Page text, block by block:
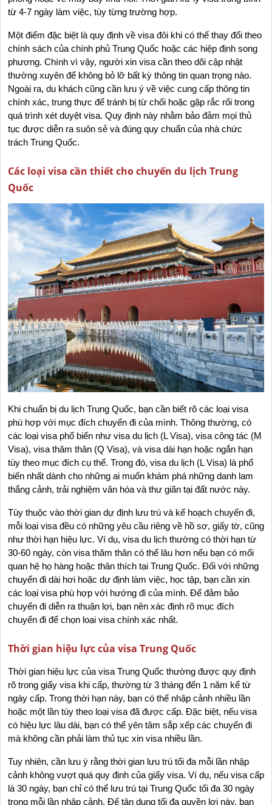
từ 4-7 ngày làm việc, tùy từng trường hợp.
Một điểm đặc biệt là quy định về visa đôi khi có thể thay đổi theo
chính sách của chính phủ Trung Quốc hoặc các hiệp định song
phương. Chính vì vậy, người xin visa cần theo dõi cập nhật
thường xuyên để không bỏ lỡ bất kỳ thông tin quan trọng nào.
Ngoài ra, du khách cũng cần lưu ý về việc cung cấp thông tin
chính xác, trung thực để tránh bị từ chối hoặc gặp rắc rối trong
quá trình xét duyệt visa. Quy định này nhằm bảo đảm mọi thủ
tục được diễn ra suôn sẻ và đúng quy chuẩn của nhà chức
trách Trung Quốc.
Các loại visa cần thiết cho chuyến du lịch Trung
Quốc
Khi chuẩn bị du lịch Trung Quốc, bạn cần biết rõ các loại visa
phù hợp với mục đích chuyến đi của mình. Thông thường, có
các loại visa phổ biến như visa du lịch (L Visa), visa công tác (M
Visa), visa thăm thân (Q Visa), và visa dài hạn hoặc ngắn hạn
tùy theo mục đích cụ thể. Trong đó, visa du lịch (L Visa) là phổ
biến nhất dành cho những ai muốn khám phá những danh lam
thắng cảnh, trải nghiệm văn hóa và thư giãn tại đất nước này.
Tùy thuộc vào thời gian dự định lưu trú và kế hoạch chuyến đi,
mỗi loại visa đều có những yêu cầu riêng về hồ sơ, giấy tờ, cũng
như thời hạn hiệu lực. Ví dụ, visa du lịch thường có thời hạn từ
30-60 ngày, còn visa thăm thân có thể lâu hơn nếu bạn có mối
quan hệ họ hàng hoặc thân thích tại Trung Quốc. Đối với những
chuyến đi dài hơi hoặc dự định làm việc, học tập, bạn cần xin
các loại visa phù hợp với hướng đi của mình. Để đảm bảo
chuyến đi diễn ra thuận lợi, bạn nên xác định rõ mục đích
chuyến đi để chọn loại visa chính xác nhất.
Thời gian hiệu lực của visa Trung Quốc
Thời gian hiệu lực của visa Trung Quốc thường được quy định
rõ trong giấy visa khi cấp, thường từ 3 tháng đến 1 năm kể từ
ngày cấp. Trong thời hạn này, bạn có thể nhập cảnh nhiều lần
hoặc một lần tùy theo loại visa đã được cấp. Đặc biệt, nếu visa
có hiệu lực lâu dài, bạn có thể yên tâm sắp xếp các chuyến đi
mà không cần phải làm thủ tục xin visa nhiều lần.
Tuy nhiên, cần lưu ý rằng thời gian lưu trú tối đa mỗi lần nhập
cảnh không vượt quá quy định của giấy visa. Ví dụ, nếu visa cấp
là 30 ngày, bạn chỉ có thể lưu trú tại Trung Quốc tối đa 30 ngày
trong mỗi lần nhập cảnh. Để tận dụng tối đa quyền lợi này, bạn